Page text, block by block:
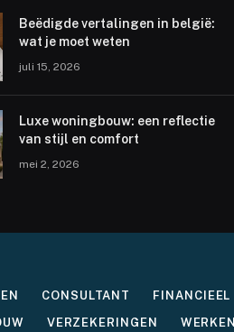
Beëdigde vertalingen in belgië:
wat je moet weten
juli 15, 2026
Luxe woningbouw: een reflectie
van stijl en comfort
mei 2, 2026
CONSULTANT FINANCIEEL
VERZEKERINGEN WERKEN